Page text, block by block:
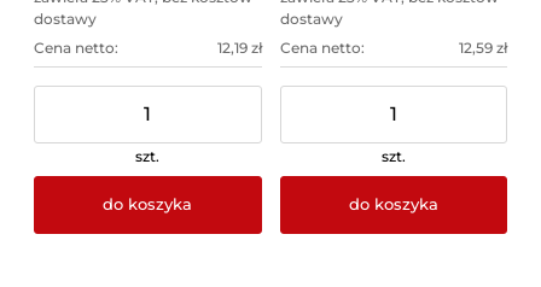
dostawy
Cena netto:
12,19 zł
szt.
do koszyka
dostawy
Cena netto:
12,59 zł
szt.
do koszyka